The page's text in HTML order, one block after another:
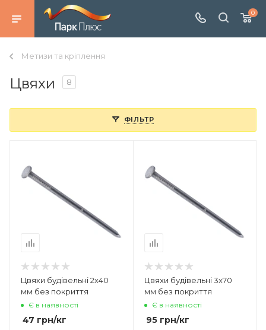
0
Метизи та кріплення
Цвяхи 8
ФІЛЬТР
Цвяхи будівельні 2х40
мм без покриття
Є в наявності
47 грн/кг
Цвяхи будівельні 3х70
мм без покриття
Є в наявності
95грн/кг